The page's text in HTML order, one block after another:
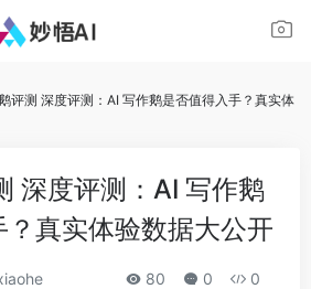
评测 深度评测：AI 写作鹅是否值得入手？真实体
深度评测：AI 写作鹅
真实体验数据大公开
80 0 0